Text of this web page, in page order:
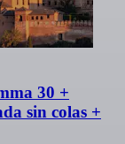
30 +
sin colas +